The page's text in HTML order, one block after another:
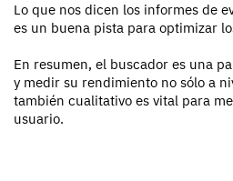
Lo que nos dicen los informes de
es un buena pista para optimizar
En resumen, el buscador es una
y medir su rendimiento no sólo a
también cualitativo es vital para
usuario.